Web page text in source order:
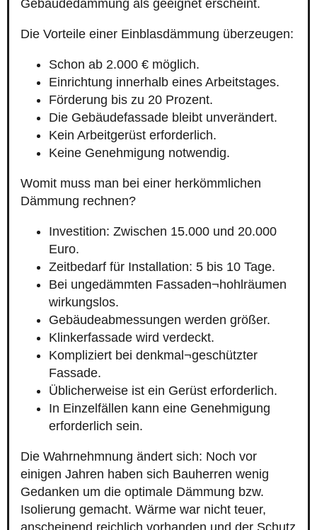
Gebäudedämmung als geeignet erscheint.
Die Vorteile einer Einblasdämmung überzeugen:
Schon ab 2.000 € möglich.
Einrichtung innerhalb eines Arbeitstages.
Förderung bis zu 20 Prozent.
Die Gebäudefassade bleibt unverändert.
Kein Arbeitgerüst erforderlich.
Keine Genehmigung notwendig.
Womit muss man bei einer herkömmlichen
Dämmung rechnen?
Investition: Zwischen 15.000 und 20.000
Euro.
Zeitbedarf für Installation: 5 bis 10 Tage.
Bei ungedämmten Fassaden¬hohlräumen
wirkungslos.
Gebäudeabmessungen werden größer.
Klinkerfassade wird verdeckt.
Kompliziert bei denkmal¬geschützter
Fassade.
Üblicherweise ist ein Gerüst erforderlich.
In Einzelfällen kann eine Genehmigung
erforderlich sein.
Die Wahrnehmnung ändert sich: Noch vor
einigen Jahren haben sich Bauherren wenig
Gedanken um die optimale Dämmung bzw.
Isolierung gemacht. Wärme war nicht teuer,